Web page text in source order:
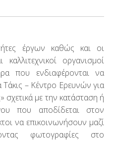
έργων καθώς και οι
καλλιτεχνικοί οργανισμοί
που ενδιαφέρονται να
– Κέντρο Ερευνών για
σχετικά με την κατάσταση ή
που αποδίδεται στον
να επικοινωνήσουν μαζί
φωτογραφίες στο